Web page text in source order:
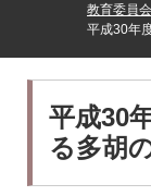
文
教育委員会
平成30年
平成30
る多胡